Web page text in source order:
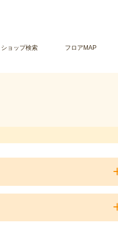
ショップ検索 フロアMAP